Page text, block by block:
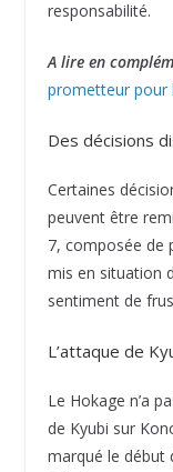
responsabilité.
A lire en
prometteur pour
Des décisions
Certaines
peuvent être
7, composée de
mis en situation
sentiment de
L’attaque de
Le Hokage n’a
de Kyubi sur
marqué le début